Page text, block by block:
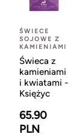
ŚWIECE
SOJOWE Z
KAMIENIAMI
Świeca z
kamieniami
i kwiatami -
Księżyc
65.90
PLN